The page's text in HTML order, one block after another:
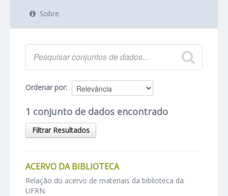
Sobre
Ordenar por
1 conjunto de dados encontrado
Filtrar Resultados
ACERVO DA BIBLIOTECA
Relação do acervo de materiais da biblioteca da
UFRN.